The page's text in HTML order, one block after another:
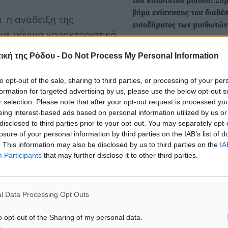
της Ρόδου - Do Not Process My Personal Information
opt-out of the sale, sharing to third parties, or processing of your
for targeted advertising by us, please use the below opt-out
selection. Please note that after your opt-out request is processed
interest-based ads based on personal information utilized by us
to third parties prior to your opt-out. You may separately
of your personal information by third parties on the IAB’s list of
This information may also be disclosed by us to third parties on the
Participants that may further disclose it to other third parties.
Data Processing Opt Outs
opt-out of the Sharing of my personal data.
η ανάδειξη της
μόνιμα χαρακτηριστικά,
επίπτωση σε βασικούς
η παραγωγικότητα
το περιβάλλον της
συνοχής και όχι
την μετατροπή της
βήμα ενίσχυσης του
εισοδήματος των μισθωτών
Συμβούλιο η εισήγηση της
Κοινωνικής Ασφάλισης,
Γ. Γεραπετρίτης: Θα πάμε
βήμα με την Τουρκία,
αλλά με σύνεση
Τη σημασία της
Αθηνών που υπογράφτηκε
διαδικασία της πληρωμής